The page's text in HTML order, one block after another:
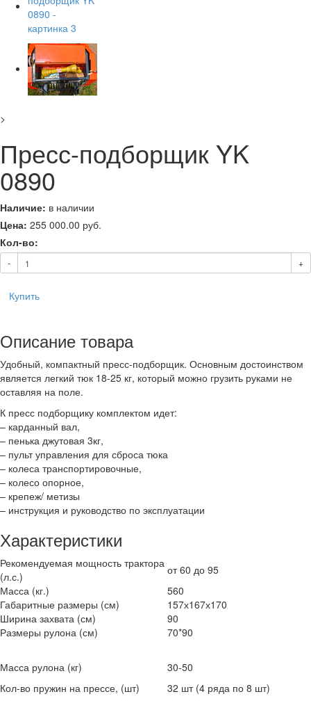
>
Пресс-подборщик YK
0890
Наличие: в наличии
Цена: 255 000.00 руб.
Кол-во:
- +
Купить
Описание товара
Удобный, компактный пресс-подборщик. Основным достоинством
является легкий тюк 18-25 кг, который можно грузить руками не
оставляя на поле.
К пресс подборщику комплектом идет:
– карданный вал,
– пенька джутовая 3кг,
– пульт управления для сброса тюка
– колеса транспортировочные,
– колесо опорное,
– крепеж/ метизы
– инструкция и руководство по эксплуатации
Характеристики
Рекомендуемая мощность трактора
(л.с.)
от 60 до 95
Масса (кг.)
560
Габаритные размеры (см)
157х167х170
Ширина захвата (см)
90
Размеры рулона (см)
Масса рулона (кг)
Кол-во пружин на прессе, (шт)
70*90
30-50
32 шт (4 ряда по 8 шт)